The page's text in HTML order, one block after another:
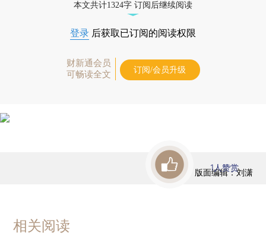
本文共计1324字 订阅后继续阅读
登录 后获取已订阅的阅读权限
财新通会员
可畅读全文
订阅/会员升级
版面编辑：刘潇
1人赞赏
相关阅读